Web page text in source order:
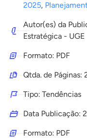
2025,
Autor(es) da
Estratégica - UGE
Formato: PDF
Qtda. de Páginas:
Tipo: Tendências
Data Publicação:
Formato: PDF